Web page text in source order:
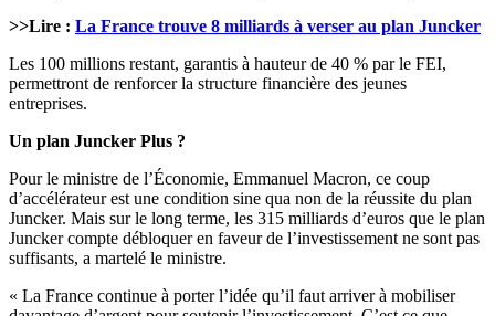
>>Lire : La France trouve 8 milliards à verser au plan Juncker
Les 100 millions restant, garantis à hauteur de 40 % par le FEI,
permettront de renforcer la structure financière des jeunes
entreprises.
Un plan Juncker Plus ?
Pour le ministre de l’Économie, Emmanuel Macron, ce coup
d’accélérateur est une condition sine qua non de la réussite du plan
Juncker. Mais sur le long terme, les 315 milliards d’euros que le plan
Juncker compte débloquer en faveur de l’investissement ne sont pas
suffisants, a martelé le ministre.
« La France continue à porter l’idée qu’il faut arriver à mobiliser